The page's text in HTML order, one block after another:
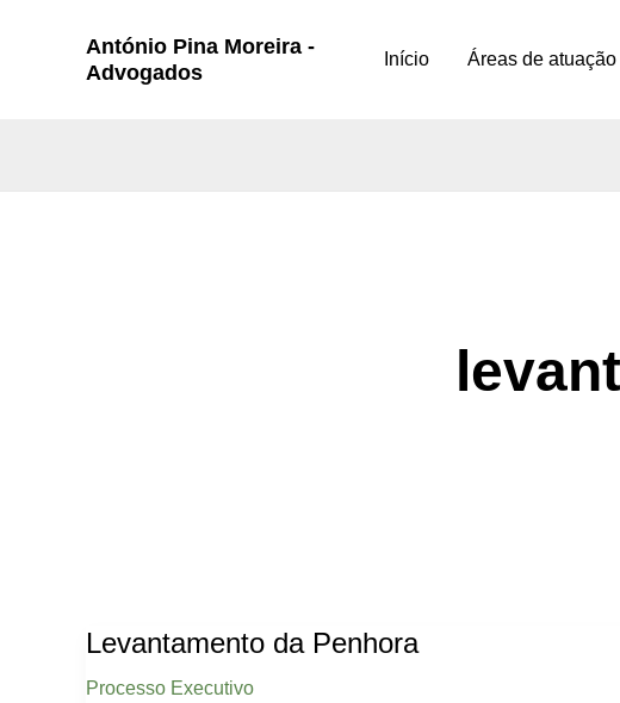
António Pina Moreira -
Advogados
Início Áreas de atuação
Levantamento da Penhora
Processo Executivo